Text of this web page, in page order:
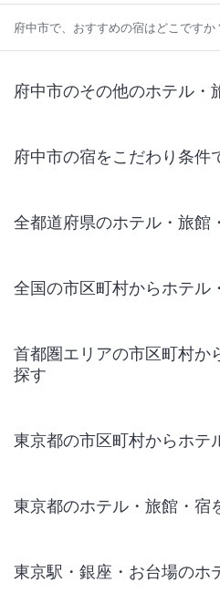
府中市で、おすすめの宿はどこですか
府中市のその他のホテル・
府中市の宿をこだわり条件
全都道府県のホテル・旅館
全国の市区町村からホテル
首都圏エリアの市区町村か
探す
東京都の市区町村からホテ
東京都のホテル・旅館・宿
東京駅・銀座・お台場のホ